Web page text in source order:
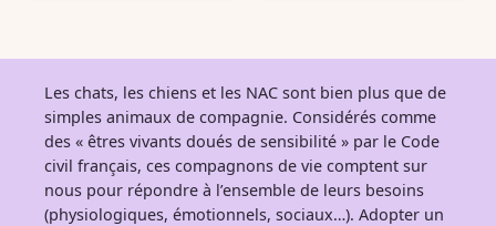
Les chats, les chiens et les NAC sont bien plus que de
simples animaux de compagnie. Considérés comme
des « êtres vivants doués de sensibilité » par le Code
civil français, ces compagnons de vie comptent sur
nous pour répondre à l’ensemble de leurs besoins
(physiologiques, émotionnels, sociaux…). Adopter un